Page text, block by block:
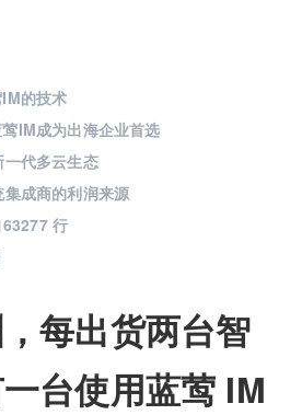
每出货两台智
台使用蓝莺 IM
的技术
IM成为出海企业首选
代多云生态
成商的利润来源
行